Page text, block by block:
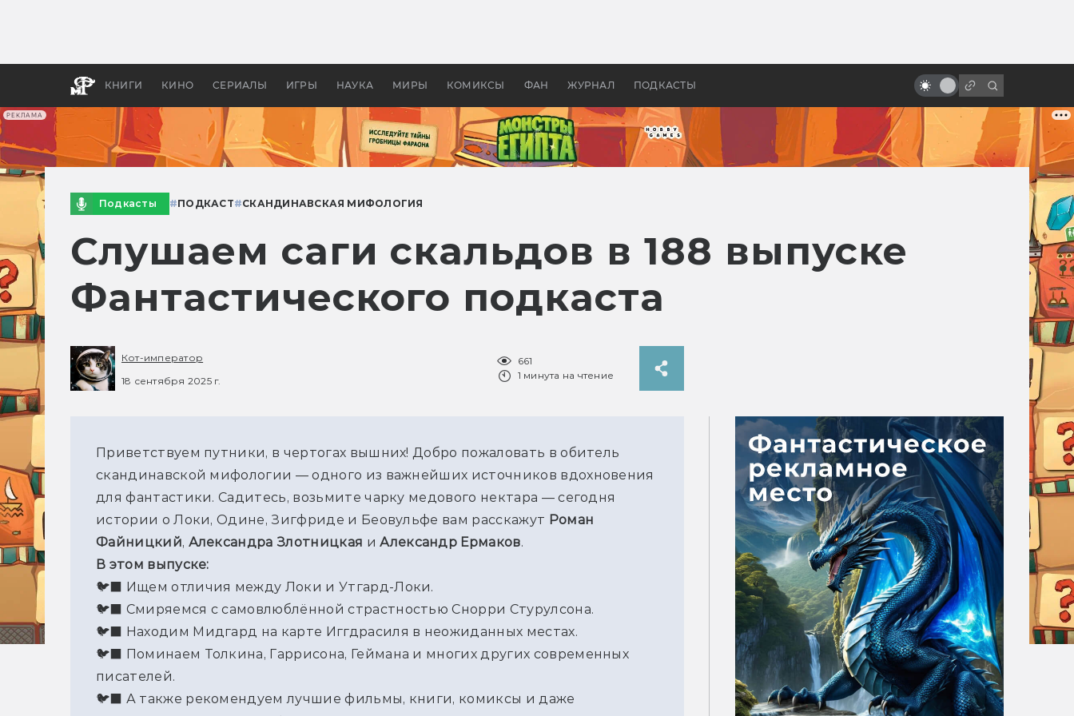
РЕКЛАМА
КНИГИ КИНО СЕРИАЛЫ ИГРЫ НАУКА МИРЫ КОМИКСЫ ФАН ЖУРНАЛ ПОДКАСТЫ
бы «Властелина колец»
Древней Грецией
«Люди Икс»: всё о фильмах серии
Подкасты #ПОДКАСТ#СКАНДИНАВСКАЯ МИФОЛОГИЯ
Слушаем саги скальдов в 188 выпуске
Фантастического подкаста
Кот-император
18 сентября 2025 г.
661
1 минута на чтение
Приветствуем путники, в чертогах вышних! Добро пожаловать в обитель
скандинавской мифологии — одного из важнейших источников вдохновения
для фантастики. Садитесь, возьмите чарку медового нектара — сегодня
истории о Локи, Одине, Зигфриде и Беовульфе вам расскажут Роман
Файницкий, Александра Злотницкая и Александр Ермаков.
В этом выпуске:
🐦‍⬛ Ищем отличия между Локи и Утгард-Локи.
🐦‍⬛ Смиряемся с самовлюблённой страстностью Снорри Стурулсона.
🐦‍⬛ Находим Мидгард на карте Иггдрасиля в неожиданных местах.
🐦‍⬛ Поминаем Толкина, Гаррисона, Геймана и многих других современных
писателей.
🐦‍⬛ А также рекомендуем лучшие фильмы, книги, комиксы и даже